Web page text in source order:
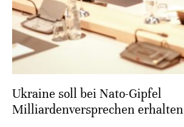
Ukraine soll bei Nato-Gipfel
Milliardenversprechen erhalten